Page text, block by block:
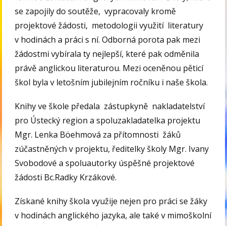
se zapojily do soutěže, vypracovaly kromě
projektové žádosti, metodologii využití literatury
v hodinách a práci s ní. Odborná porota pak mezi
žádostmi vybírala ty nejlepší, které pak odměnila
právě anglickou literaturou. Mezi oceněnou pěticí
škol byla v letošním jubilejním ročníku i naše škola.
Knihy ve škole předala zástupkyně nakladatelství
pro Ústecký region a spoluzakladatelka projektu
Mgr. Lenka Böehmová za přítomnosti žáků
zúčastněných v projektu, ředitelky školy Mgr. Ivany
Svobodové a spoluautorky úspěšné projektové
žádosti Bc.Radky Krzákové.
Získané knihy škola využije nejen pro práci se žáky
v hodinách anglického jazyka, ale také v mimoškolní